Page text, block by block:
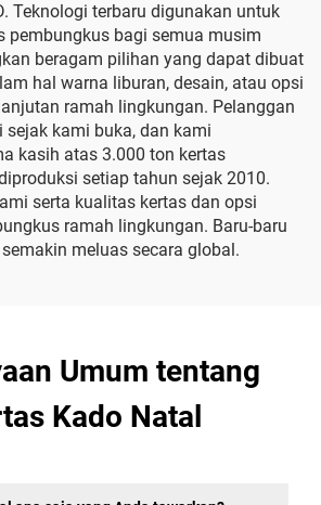
Teknologi terbaru digunakan untuk
pembungkus bagi semua musim
beragam pilihan yang dapat dibuat
hal warna liburan, desain, atau opsi
ramah lingkungan. Pelanggan
kami buka, dan kami
kasih atas 3.000 ton kertas
setiap tahun sejak 2010.
serta kualitas kertas dan opsi
ramah lingkungan. Baru-baru
meluas secara global.
Umum tentang
Kado Natal